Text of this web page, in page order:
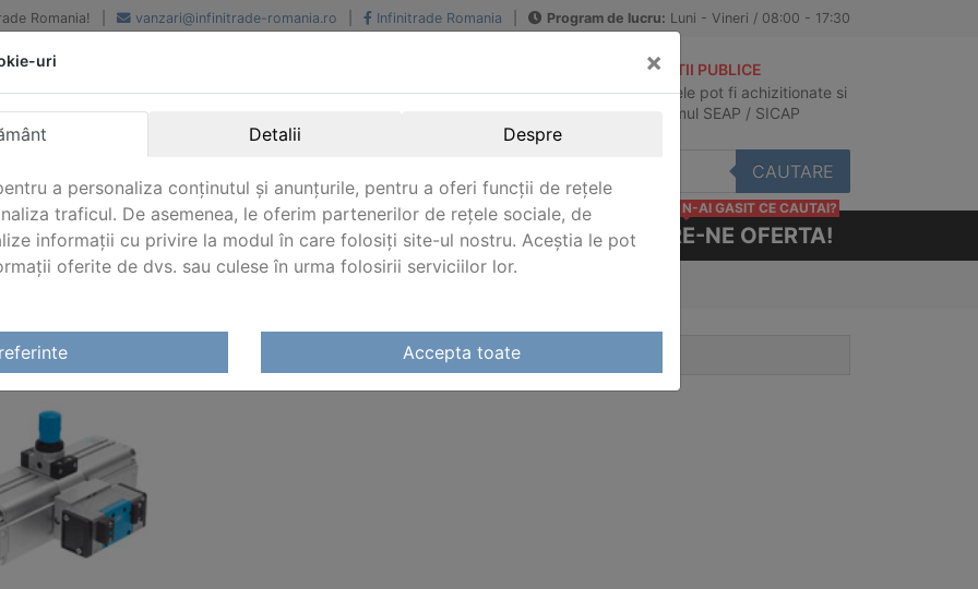
Romania! vanzari@infinitrade-romania.ro Infinitrade Romania Program de lucru: Luni - Vineri / 08:00 - 17:30
renume
National si international
Livrari din stoc intern sau
ACHIZITII PUBLICE
Produsele pot fi achizitionate si
in sistemul SEAP / SICAP
CAUTARE
CERE-NE OFERTA!
N-AI GASIT CE CAUTAI?
aerului comprimat Festo
DE PRESIUNE FESTO
uri ×
Detalii Despre
a personaliza conținutul și anunțurile, pentru a oferi funcții de rețele
traficul. De asemenea, le oferim partenerilor de rețele sociale, de
informații cu privire la modul în care folosiți site-ul nostru. Aceștia le pot
oferite de dvs. sau culese în urma folosirii serviciilor lor.
Accepta toate